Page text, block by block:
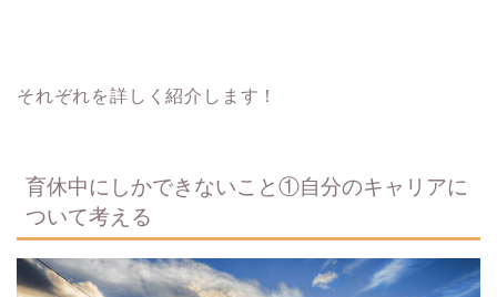
それぞれを詳しく紹介します！
育休中にしかできないこと①自分のキャリアに
ついて考える